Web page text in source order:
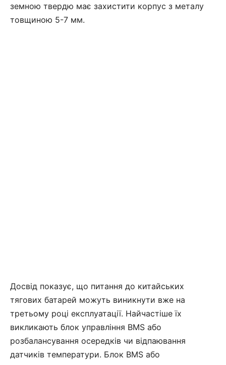
земною твердю має захистити корпус з металу
товщиною 5-7 мм.
Досвід показує, що питання до китайських
тягових батарей можуть виникнути вже на
третьому році експлуатації. Найчастіше їх
викликають блок управління BMS або
розбалансування осередків чи відпаювання
датчиків температури. Блок BMS або